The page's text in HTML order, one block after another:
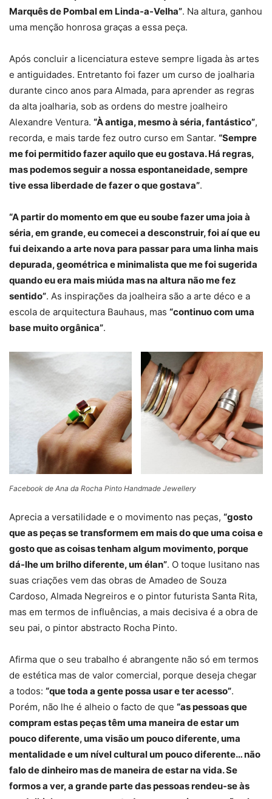
Marquês de Pombal em Linda-a-Velha”. Na altura, ganhou
uma menção honrosa graças a essa peça.
Após concluir a licenciatura esteve sempre ligada às artes
e antiguidades. Entretanto foi fazer um curso de joalharia
durante cinco anos para Almada, para aprender as regras
da alta joalharia, sob as ordens do mestre joalheiro
Alexandre Ventura. “À antiga, mesmo à séria, fantástico”,
recorda, e mais tarde fez outro curso em Santar. “Sempre
me foi permitido fazer aquilo que eu gostava. Há regras,
mas podemos seguir a nossa espontaneidade, sempre
tive essa liberdade de fazer o que gostava”.
“A partir do momento em que eu soube fazer uma joia à
séria, em grande, eu comecei a desconstruir, foi aí que eu
fui deixando a arte nova para passar para uma linha mais
depurada, geométrica e minimalista que me foi sugerida
quando eu era mais miúda mas na altura não me fez
sentido”. As inspirações da joalheira são a arte déco e a
escola de arquitectura Bauhaus, mas “continuo com uma
base muito orgânica”.
Facebook de Ana da Rocha Pinto Handmade Jewellery
Aprecia a versatilidade e o movimento nas peças, “gosto
que as peças se transformem em mais do que uma coisa e
gosto que as coisas tenham algum movimento, porque
dá-lhe um brilho diferente, um élan”. O toque lusitano nas
suas criações vem das obras de Amadeo de Souza
Cardoso, Almada Negreiros e o pintor futurista Santa Rita,
mas em termos de influências, a mais decisiva é a obra de
seu pai, o pintor abstracto Rocha Pinto.
Afirma que o seu trabalho é abrangente não só em termos
de estética mas de valor comercial, porque deseja chegar
a todos: “que toda a gente possa usar e ter acesso”.
Porém, não lhe é alheio o facto de que “as pessoas que
compram estas peças têm uma maneira de estar um
pouco diferente, uma visão um pouco diferente, uma
mentalidade e um nível cultural um pouco diferente… não
falo de dinheiro mas de maneira de estar na vida. Se
formos a ver, a grande parte das pessoas rendeu-se às